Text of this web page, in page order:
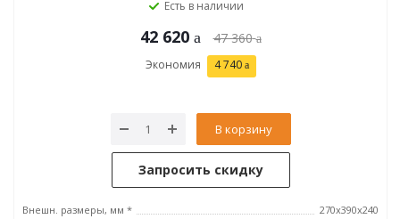
Есть в наличии
42 620 47 360
Экономия 4 740
В корзину
Запросить скидку
Внешн. размеры, мм *
270x390x240